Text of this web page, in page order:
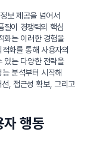
보 제공을 넘어서
질이 경쟁력의 핵심
화는 이러한 경험을
화를 통해 사용자의
있는 다양한 전략을
분석부터 시작해
, 접근성 확보, 그리고
자 행동